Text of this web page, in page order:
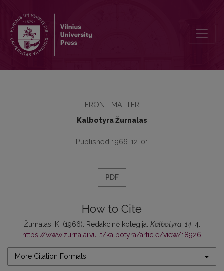
FRONT MATTER
Kalbotyra Žurnalas
Published 1966-12-01
PDF
How to Cite
Žurnalas, K. (1966). Redakcinė kolegija. Kalbotyra, 14, 4.
https://www.zurnalai.vu.lt/kalbotyra/article/view/18926
More Citation Formats